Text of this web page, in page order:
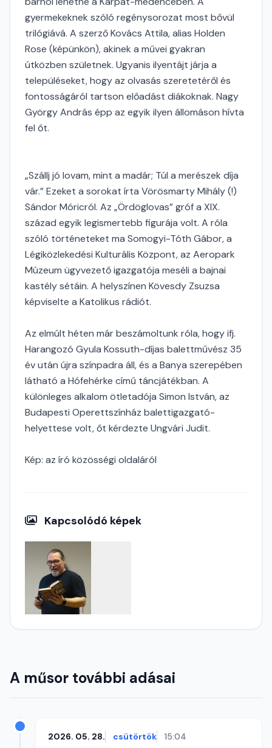
gyermekeknek szóló regénysorozat most bővül
trilógiává. A szerző Kovács Attila, alias Holden
Rose (képünkön), akinek a művei gyakran
útközben születnek. Ugyanis ilyentájt járja a
településeket, hogy az olvasás szeretetéről és
fontosságáról tartson előadást diákoknak. Nagy
György András épp az egyik ilyen állomáson hívta
fel őt.
„Szállj jó lovam, mint a madár; Túl a merészek díja
vár.” Ezeket a sorokat írta Vörösmarty Mihály (!)
Sándor Móricról. Az „Ördöglovas” gróf a XIX.
század egyik legismertebb figurája volt. A róla
szóló történeteket ma Somogyi-Tóth Gábor, a
Légiközlekedési Kulturális Központ, az Aeropark
Múzeum ügyvezető igazgatója meséli a bajnai
kastély sétáin. A helyszínen Kövesdy Zsuzsa
képviselte a Katolikus rádiót.
Az elmúlt héten már beszámoltunk róla, hogy ifj.
Harangozó Gyula Kossuth-díjas balettművész 35
év után újra színpadra áll, és a Banya szerepében
látható a Hófehérke című táncjátékban. A
különleges alkalom ötletadója Simon István, az
Budapesti Operettszínház balettigazgató-
helyettese volt, őt kérdezte Ungvári Judit.
Kép: az író közösségi oldaláról
Kapcsolódó képek
A műsor további adásai
2026. 05. 28. csütörtök 15:04